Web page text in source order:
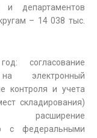
и департаментов
– 14 038 тыс.
согласование
электронный
контроля и учета
складирования)
с федеральными